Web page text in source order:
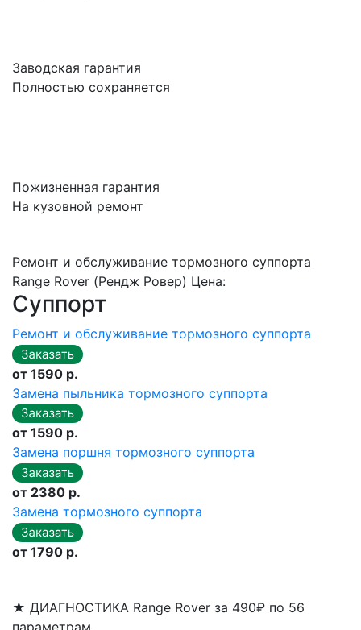
Заводская гарантия
Полностью сохраняется
Пожизненная гарантия
На кузовной ремонт
Ремонт и обслуживание тормозного суппорта
Range Rover (Рендж Ровер) Цена:
Суппорт
Ремонт и обслуживание тормозного суппорта
от 1590 р.
Замена пыльника тормозного суппорта
от 1590 р.
Замена поршня тормозного суппорта
от 2380 р.
Замена тормозного суппорта
от 1790 р.
★ ДИАГНОСТИКА Range Rover за 490₽ по 56
параметрам.